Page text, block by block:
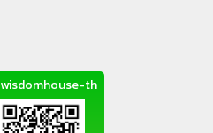
wisdomhouse-th